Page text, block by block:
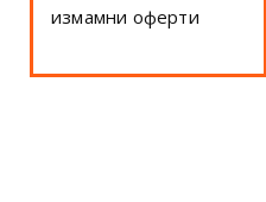
измамни оферти